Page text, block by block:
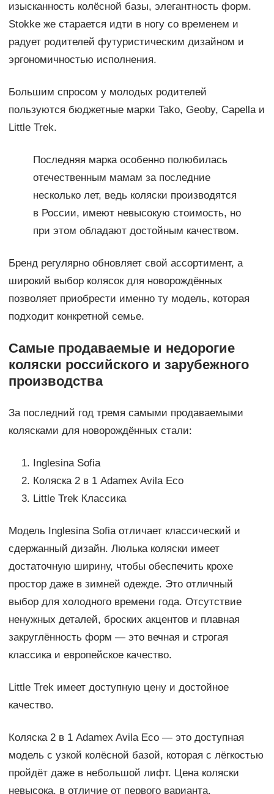
изысканность колёсной базы, элегантность форм.
Stokke же старается идти в ногу со временем и
радует родителей футуристическим дизайном и
эргономичностью исполнения.
Большим спросом у молодых родителей
пользуются бюджетные марки Tako, Geoby, Capella и
Little Trek.
Последняя марка особенно полюбилась
отечественным мамам за последние
несколько лет, ведь коляски производятся
в России, имеют невысокую стоимость, но
при этом обладают достойным качеством.
Бренд регулярно обновляет свой ассортимент, а
широкий выбор колясок для новорождённых
позволяет приобрести именно ту модель, которая
подходит конкретной семье.
Самые продаваемые и недорогие
коляски российского и зарубежного
производства
За последний год тремя самыми продаваемыми
колясками для новорождённых стали:
Inglesina Sofia
Коляска 2 в 1 Adamex Avila Eco
Little Trek Классика
Модель Inglesina Sofia отличает классический и
сдержанный дизайн. Люлька коляски имеет
достаточную ширину, чтобы обеспечить крохе
простор даже в зимней одежде. Это отличный
выбор для холодного времени года. Отсутствие
ненужных деталей, броских акцентов и плавная
закруглённость форм — это вечная и строгая
классика и европейское качество.
Little Trek имеет доступную цену и достойное
качество.
Коляска 2 в 1 Adamex Avila Eco — это доступная
модель с узкой колёсной базой, которая с лёгкостью
пройдёт даже в небольшой лифт. Цена коляски
невысока, в отличие от первого варианта.